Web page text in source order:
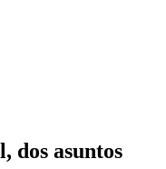
dos asuntos